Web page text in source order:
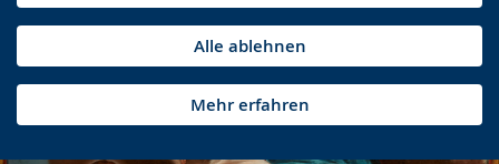
Alle ablehnen
Mehr erfahren